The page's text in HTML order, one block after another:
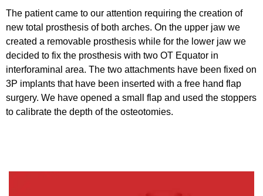
The patient came to our attention requiring the creation of
new total prosthesis of both arches. On the upper jaw we
created a removable prosthesis while for the lower jaw we
decided to fix the prosthesis with two OT Equator in
interforaminal area. The two attachments have been fixed on
3P implants that have been inserted with a free hand flap
surgery. We have opened a small flap and used the stoppers
to calibrate the depth of the osteotomies.